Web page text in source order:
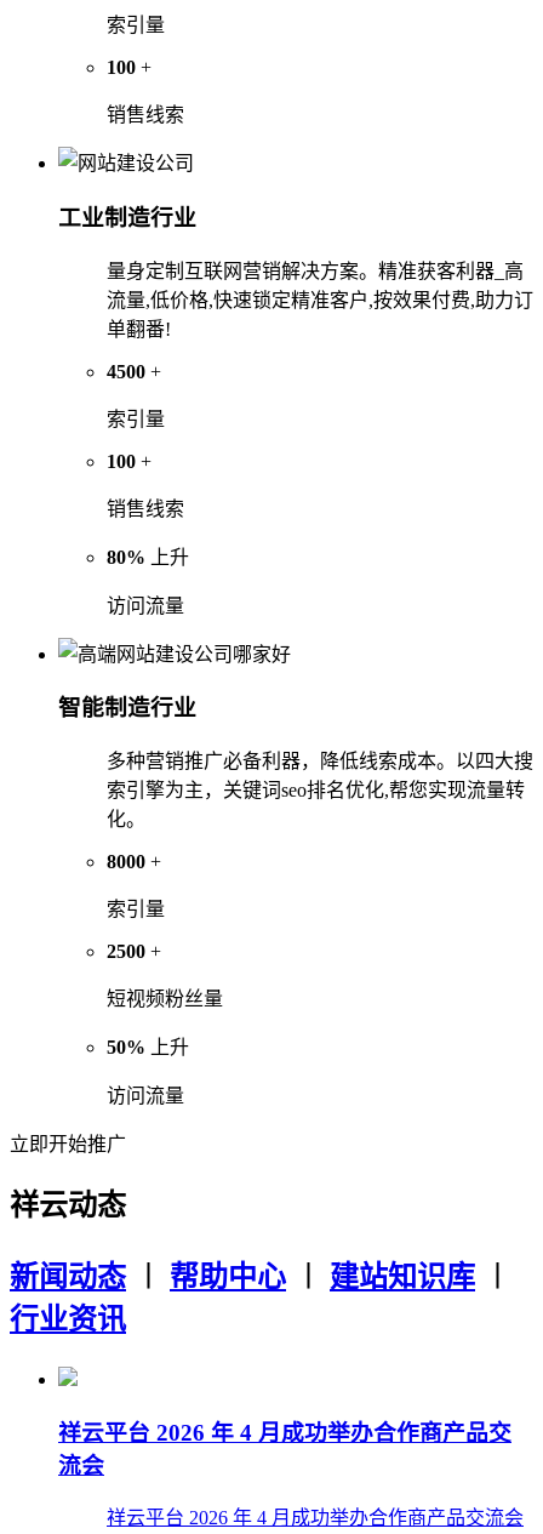
索引量
100 +
销售线索
工业制造行业
量身定制互联网营销解决方案。精准获客利器_高
流量,低价格,快速锁定精准客户,按效果付费,助力订
单翻番!
4500 +
索引量
100 +
销售线索
80% 上升
访问流量
智能制造行业
多种营销推广必备利器，降低线索成本。以四大搜
索引擎为主，关键词seo排名优化,帮您实现流量转
化。
8000 +
索引量
2500 +
短视频粉丝量
50% 上升
访问流量
立即开始推广
祥云动态
新闻动态︱ 帮助中心︱ 建站知识库
行业资讯
祥云平台 2026 年 4 月成功举办合作商产品交
流会
祥云平台 2026 年 4 月成功举办合作商产品交流会